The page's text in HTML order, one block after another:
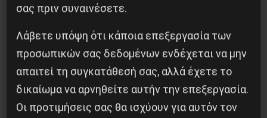
σας πριν συναινέσετε.
Λάβετε υπόψη ότι κάποια επεξεργασία των
προσωπικών σας δεδομένων ενδέχεται να μην
απαιτεί τη συγκατάθεσή σας, αλλά έχετε το
δικαίωμα να αρνηθείτε αυτήν την επεξεργασία.
Οι προτιμήσεις σας θα ισχύουν για αυτόν τον